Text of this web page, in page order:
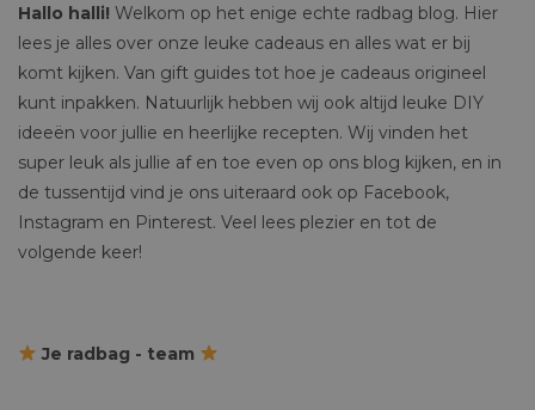
Hallo halli! Welkom op het enige echte radbag blog. Hier
lees je alles over onze leuke cadeaus en alles wat er bij
komt kijken. Van gift guides tot hoe je cadeaus origineel
kunt inpakken. Natuurlijk hebben wij ook altijd leuke DIY
ideeën voor jullie en heerlijke recepten. Wij vinden het
super leuk als jullie af en toe even op ons blog kijken, en in
de tussentijd vind je ons uiteraard ook op Facebook,
Instagram en Pinterest. Veel lees plezier en tot de
volgende keer!
Je radbag - team